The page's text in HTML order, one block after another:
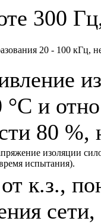
300
20 - 100 кГц,
°С и
80 %,
изоляции
испытания).
к.з.,